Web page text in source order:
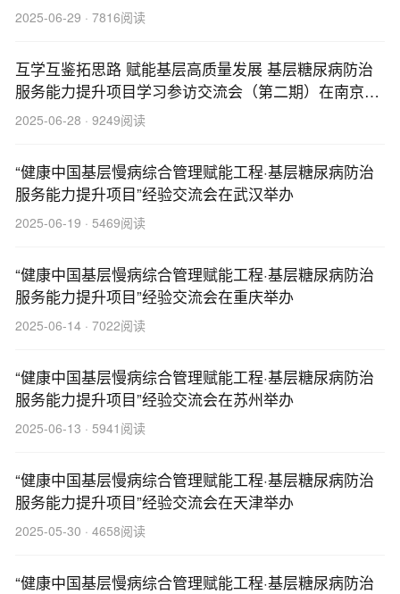
2025-06-29 · 7816阅读
互学互鉴拓思路 赋能基层高质量发展 基层糖尿病防治
服务能力提升项目学习参访交流会（第二期）在南京举
行
2025-06-28 · 9249阅读
“健康中国基层慢病综合管理赋能工程·基层糖尿病防治
服务能力提升项目”经验交流会在武汉举办
2025-06-19 · 5469阅读
“健康中国基层慢病综合管理赋能工程·基层糖尿病防治
服务能力提升项目”经验交流会在重庆举办
2025-06-14 · 7022阅读
“健康中国基层慢病综合管理赋能工程·基层糖尿病防治
服务能力提升项目”经验交流会在苏州举办
2025-06-13 · 5941阅读
“健康中国基层慢病综合管理赋能工程·基层糖尿病防治
服务能力提升项目”经验交流会在天津举办
2025-05-30 · 4658阅读
“健康中国基层慢病综合管理赋能工程·基层糖尿病防治